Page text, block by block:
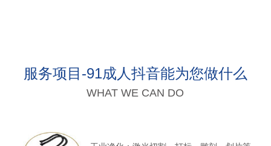
服务项目-91成人抖音能为您做什么
WHAT WE CAN DO